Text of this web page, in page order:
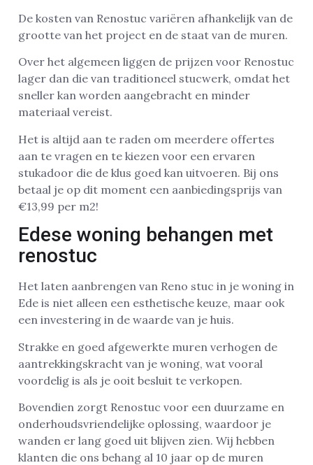
De kosten van Renostuc variëren afhankelijk van de
grootte van het project en de staat van de muren.
Over het algemeen liggen de prijzen voor Renostuc
lager dan die van traditioneel stucwerk, omdat het
sneller kan worden aangebracht en minder
materiaal vereist.
Het is altijd aan te raden om meerdere offertes
aan te vragen en te kiezen voor een ervaren
stukadoor die de klus goed kan uitvoeren. Bij ons
betaal je op dit moment een aanbiedingsprijs van
€13,99 per m2!
Edese woning behangen met
renostuc
Het laten aanbrengen van Reno stuc in je woning in
Ede is niet alleen een esthetische keuze, maar ook
een investering in de waarde van je huis.
Strakke en goed afgewerkte muren verhogen de
aantrekkingskracht van je woning, wat vooral
voordelig is als je ooit besluit te verkopen.
Bovendien zorgt Renostuc voor een duurzame en
onderhoudsvriendelijke oplossing, waardoor je
wanden er lang goed uit blijven zien. Wij hebben
klanten die ons behang al 10 jaar op de muren